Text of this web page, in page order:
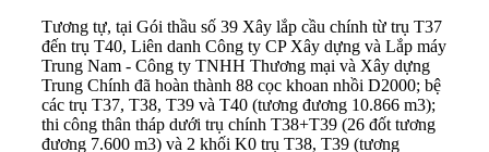
Tương tự, tại Gói thầu số 39 Xây lắp cầu chính từ trụ T37
đến trụ T40, Liên danh Công ty CP Xây dựng và Lắp máy
Trung Nam - Công ty TNHH Thương mại và Xây dựng
Trung Chính đã hoàn thành 88 cọc khoan nhồi D2000; bệ
các trụ T37, T38, T39 và T40 (tương đương 10.866 m3);
thi công thân tháp dưới trụ chính T38+T39 (26 đốt tương
đương 7.600 m3) và 2 khối K0 trụ T38, T39 (tương